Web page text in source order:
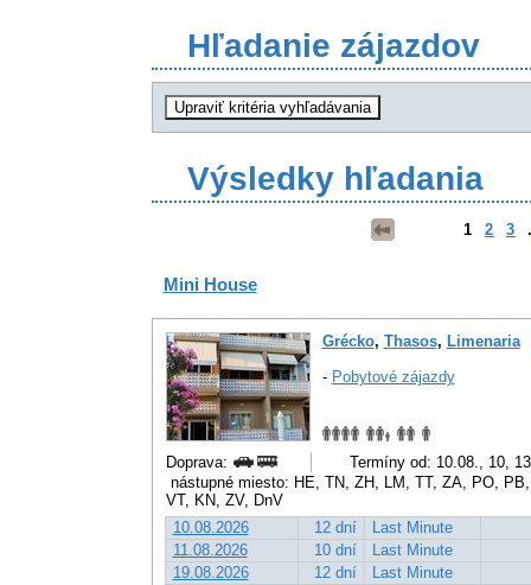
Hľadanie zájazdov
Výsledky hľadania
1 2 3
Mini House
Grécko, Thasos, Limenaria
- Pobytové zájazdy
Doprava:
Termíny od: 10.08., 10,
nástupné miesto: HE, TN, ZH, LM, TT, ZA, PO,
VT, KN, ZV, DnV
10.08.2026
12 dní
Last Minute
11.08.2026
10 dní
Last Minute
19.08.2026
12 dní Last Minute